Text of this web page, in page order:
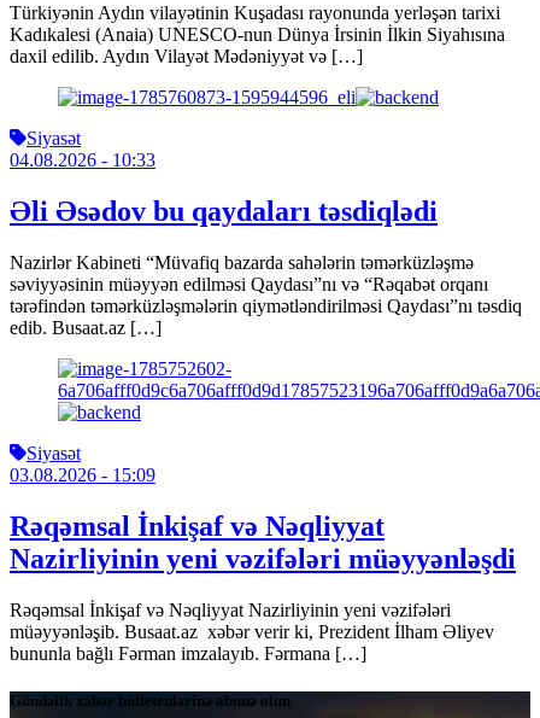
Türkiyənin Aydın vilayətinin Kuşadası rayonunda yerləşən tarixi
Kadıkalesi (Anaia) UNESCO-nun Dünya İrsinin İlkin Siyahısına
daxil edilib. Aydın Vilayət Mədəniyyət və […]
Siyasət
04.08.2026 - 10:33
Əli Əsədov bu qaydaları təsdiqlədi
Nazirlər Kabineti “Müvafiq bazarda sahələrin təmərküzləşmə
səviyyəsinin müəyyən edilməsi Qaydası”nı və “Rəqabət orqanı
tərəfindən təmərküzləşmələrin qiymətləndirilməsi Qaydası”nı təsdiq
edib. Busaat.az […]
Siyasət
03.08.2026 - 15:09
Rəqəmsal İnkişaf və Nəqliyyat
Nazirliyinin yeni vəzifələri müəyyənləşdi
Rəqəmsal İnkişaf və Nəqliyyat Nazirliyinin yeni vəzifələri
müəyyənləşib. Busaat.az xəbər verir ki, Prezident İlham Əliyev
bununla bağlı Fərman imzalayıb. Fərmana […]
Gündəlik xəbər bülletenlərinə abunə olun